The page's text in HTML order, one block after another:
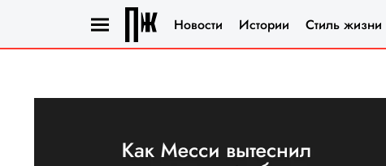
Новости Истории Стиль жизни